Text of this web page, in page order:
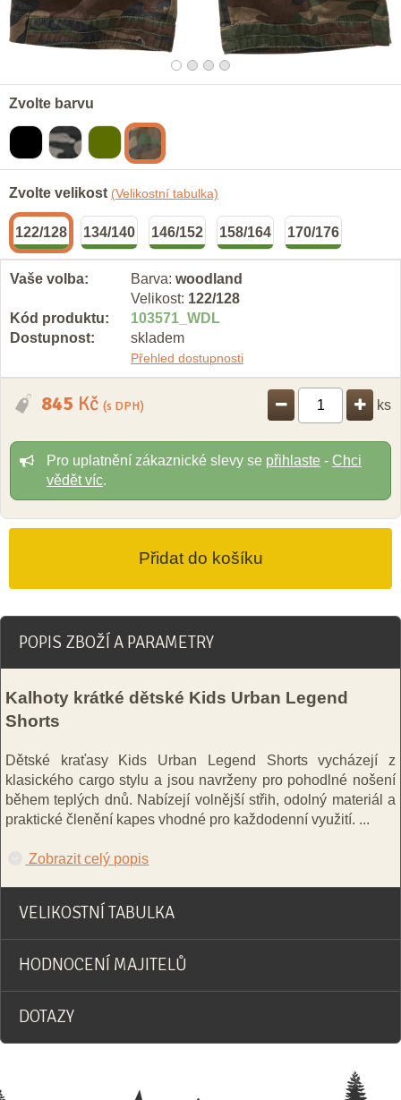
Zvolte barvu
Zvolte velikost (Velikostní tabulka)
122/128 134/140 146/152 158/164 170/176
Vaše volba: Barva: woodland
Velikost: 122/128
Kód produktu:
103571 WDL
Dostupnost:
skladem
Přehled dostupnosti
845 Kč (s DPH) ks
Pro uplatnění zákaznické slevy se přihlaste - Chci
vědět víc.
POPIS ZBOŽÍ A PARAMETRY
Kalhoty krátké dětské Kids Urban Legend
Shorts
Dětské kraťasy Kids Urban Legend Shorts vycházejí z
klasického cargo stylu a jsou navrženy pro pohodlné nošení
během teplých dnů. Nabízejí volnější střih, odolný materiál a
praktické členění kapes vhodné pro každodenní využití. ...
Zobrazit celý popis
VELIKOSTNÍ TABULKA
HODNOCENÍ MAJITELŮ
DOTAZY